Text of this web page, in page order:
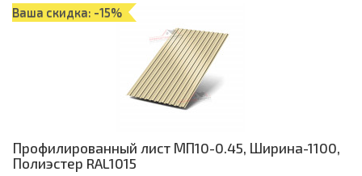
Ваша скидка: -15%
Профилированный лист МП10-0.45, Ширина-1100,
Полиэстер RAL1015